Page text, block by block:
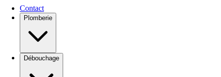
Contact
Plomberie
Débouchage